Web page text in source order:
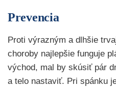
Prevencia
Proti výrazným a dlhšie
choroby najlepšie funguje
východ, mal by skúsiť pár
a telo nastaviť. Pri spánku